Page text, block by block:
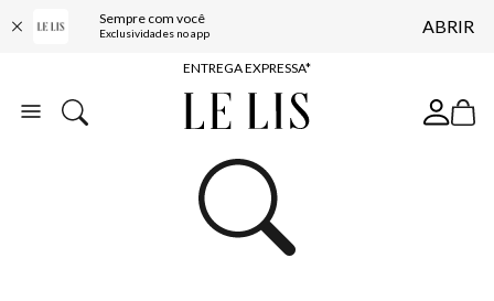
Sempre com você
Exclusividades no app ABRIR
COMPRE ONLINE E RETIRE EM LOJA*
ENTREGA EXPRESSA*
FRETE GRÁTIS*
10% OFF NA PRIMEIRA COMPRA*